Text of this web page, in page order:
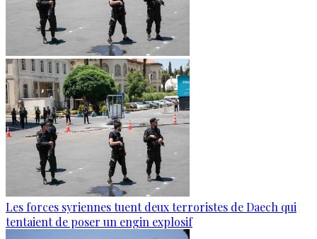
Les forces syriennes tuent deux terroristes de Daech qui
tentaient de poser un engin explosif